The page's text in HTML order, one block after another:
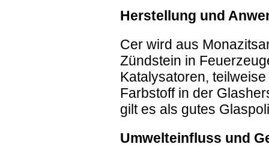
Herstellung und
Cer wird aus
Zündstein in
Katalysatoren,
Farbstoff in der
gilt es als gutes
Umwelteinfluss und